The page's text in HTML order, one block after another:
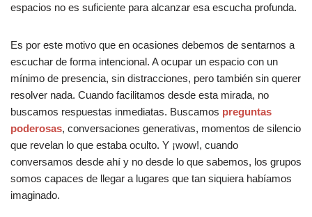
espacios no es suficiente para alcanzar esa escucha profunda.
Es por este motivo que en ocasiones debemos de sentarnos a
escuchar de forma intencional. A ocupar un espacio con un
mínimo de presencia, sin distracciones, pero también sin querer
resolver nada. Cuando facilitamos desde esta mirada, no
buscamos respuestas inmediatas. Buscamos preguntas
poderosas, conversaciones generativas, momentos de silencio
que revelan lo que estaba oculto. Y ¡wow!, cuando
conversamos desde ahí y no desde lo que sabemos, los grupos
somos capaces de llegar a lugares que tan siquiera habíamos
imaginado.